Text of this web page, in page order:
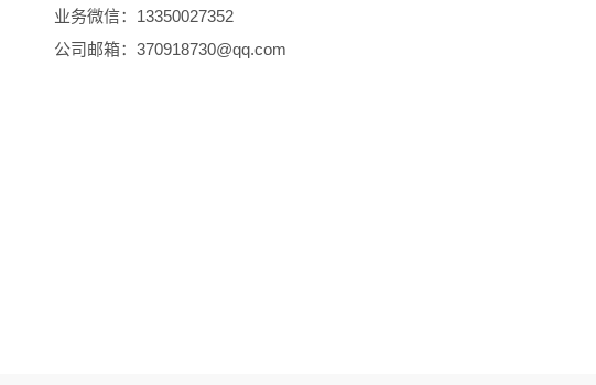
业务微信：13350027352
公司邮箱：370918730@qq.com